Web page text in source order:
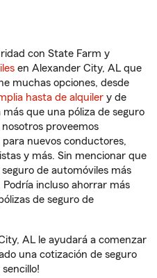
con State Farm y
en Alexander City, AL que
muchas opciones, desde
hasta de alquiler y de
más que una póliza de seguro
proveemos
nuevos conductores,
y más. Sin mencionar que
de automóviles más
Podría incluso ahorrar más
de seguro de
AL le ayudará a comenzar
una cotización de seguro